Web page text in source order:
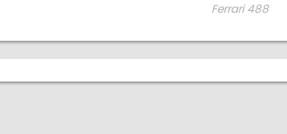
Ferrari 488